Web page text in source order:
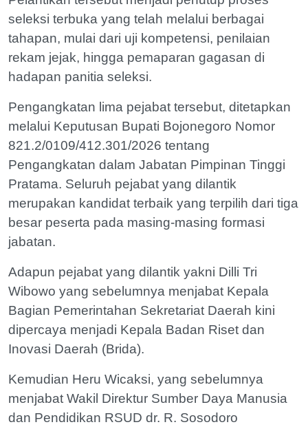
seleksi terbuka yang telah melalui berbagai
tahapan, mulai dari uji kompetensi, penilaian
rekam jejak, hingga pemaparan gagasan di
hadapan panitia seleksi.
Pengangkatan lima pejabat tersebut, ditetapkan
melalui Keputusan Bupati Bojonegoro Nomor
821.2/0109/412.301/2026 tentang
Pengangkatan dalam Jabatan Pimpinan Tinggi
Pratama. Seluruh pejabat yang dilantik
merupakan kandidat terbaik yang terpilih dari tiga
besar peserta pada masing-masing formasi
jabatan.
Adapun pejabat yang dilantik yakni Dilli Tri
Wibowo yang sebelumnya menjabat Kepala
Bagian Pemerintahan Sekretariat Daerah kini
dipercaya menjadi Kepala Badan Riset dan
Inovasi Daerah (Brida).
Kemudian Heru Wicaksi, yang sebelumnya
menjabat Wakil Direktur Sumber Daya Manusia
dan Pendidikan RSUD dr. R. Sosodoro